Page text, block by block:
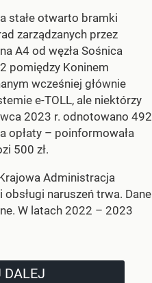
stałe otwarto bramki
zarządzanych przez
A4 od węzła Sośnica
pomiędzy Koninem
wcześniej głównie
e-TOLL, ale niektórzy
2023 r. odnotowano 492
opłaty – poinformowała
500 zł.
Administracja
naruszeń trwa. Dane
W latach 2022 – 2023
DALEJ